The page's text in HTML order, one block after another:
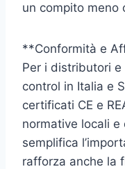
un compito meno
**Conformità e
Per i distributori
control in Italia e
certificati CE e
normative locali e
semplifica
rafforza anche la